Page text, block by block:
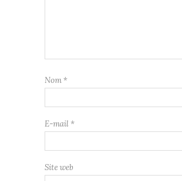
Nom *
E-mail *
Site web